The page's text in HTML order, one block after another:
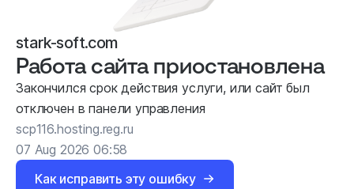
stark-soft.com
Работа сайта приостановлена
Закончился срок действия услуги, или сайт был
отключен в панели управления
scp116.hosting.reg.ru
07 Aug 2026 06:58
Как исправить эту ошибку